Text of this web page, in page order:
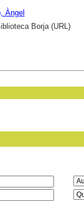
Àngel
Borja (URL)